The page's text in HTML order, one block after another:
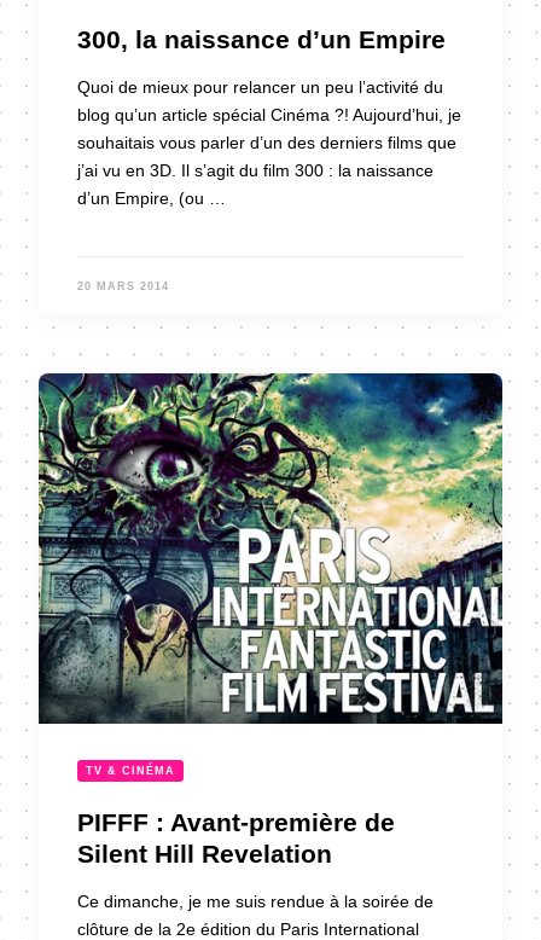
300, la naissance d’un Empire
Quoi de mieux pour relancer un peu l’activité du
blog qu’un article spécial Cinéma ?! Aujourd’hui, je
souhaitais vous parler d’un des derniers films que
j’ai vu en 3D. Il s’agit du film 300 : la naissance
d’un Empire, (ou …
20 MARS 2014
TV & CINÉMA
PIFFF : Avant-première de
Silent Hill Revelation
Ce dimanche, je me suis rendue à la soirée de
clôture de la 2e édition du Paris International